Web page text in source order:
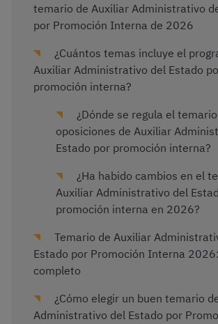
temario de Auxiliar Administrativo
por Promoción Interna de 2026
¿Cuántos temas incluye el
Auxiliar Administrativo del Estado
promoción interna?
¿Dónde se regula el
oposiciones de Auxiliar
Estado por promoción interna?
¿Ha habido cambios en el
Auxiliar Administrativo del
promoción interna en 2026?
Temario de Auxiliar
Estado por Promoción Interna
completo
¿Cómo elegir un buen temario
Administrativo del Estado por